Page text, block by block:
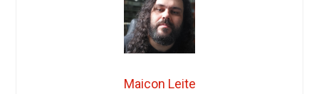
Maicon Leite